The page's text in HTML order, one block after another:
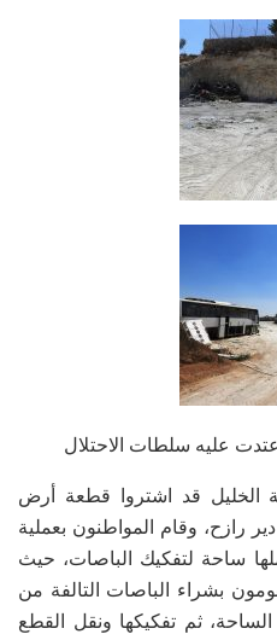
الخليل قد اشتروا قطعة أرض
دير رازح، وقام المواطنون بعملية
ساحة لتفكيك الباصات، حيث
بشراء الباصات التالفة من
ثم تفكيكها ونقل القطع